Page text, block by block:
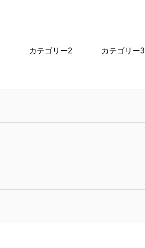
カテゴリー2 カテゴリー3